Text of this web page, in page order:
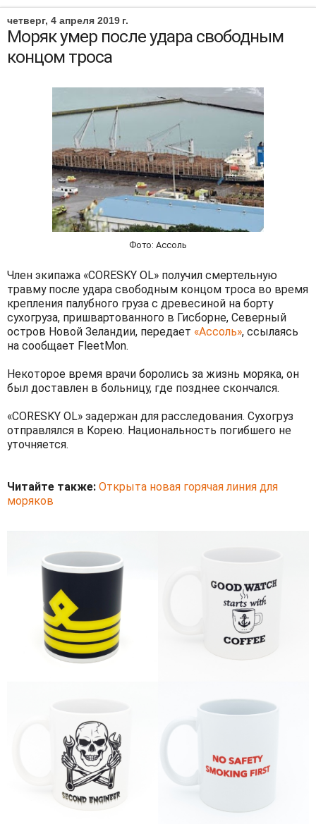
четверг, 4 апреля 2019 г.
Моряк умер после удара свободным
концом троса
Фото: Ассоль
Член экипажа «CORESKY OL» получил смертельную
травму после удара свободным концом троса во время
крепления палубного груза с древесиной на борту
сухогруза, пришвартованного в Гисборне, Северный
остров Новой Зеландии, передает «Ассоль», ссылаясь
на сообщает FleetMon.
Некоторое время врачи боролись за жизнь моряка, он
был доставлен в больницу, где позднее скончался.
«CORESKY OL» задержан для расследования. Сухогруз
отправлялся в Корею. Национальность погибшего не
уточняется.
Читайте также: Открыта новая горячая линия для
моряков